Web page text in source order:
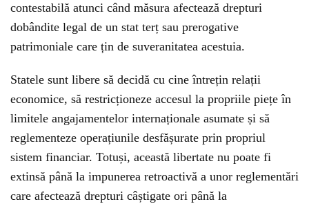
contestabilă atunci când măsura afectează drepturi
dobândite legal de un stat terț sau prerogative
patrimoniale care țin de suveranitatea acestuia.
Statele sunt libere să decidă cu cine întrețin relații
economice, să restricționeze accesul la propriile piețe în
limitele angajamentelor internaționale asumate și să
reglementeze operațiunile desfășurate prin propriul
sistem financiar. Totuși, această libertate nu poate fi
extinsă până la impunerea retroactivă a unor reglementări
care afectează drepturi câștigate ori până la